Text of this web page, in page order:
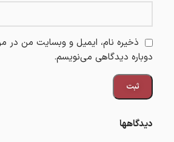
دیدگاهها
ذخیره نام، ایمیل و وبسایت من در
دوباره دیدگاهی می‌نویسم.